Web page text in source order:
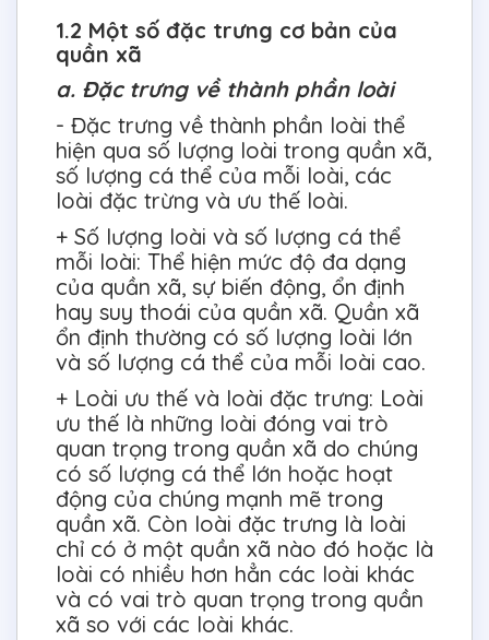
1.2 Một số đặc trưng cơ bản của
quần xã
a. Đặc trưng về thành phần loài
- Đặc trưng về thành phần loài thể
hiện qua số lượng loài trong quần xã,
số lượng cá thể của mỗi loài, các
loài đặc trừng và ưu thế loài.
+ Số lượng loài và số lượng cá thể
mỗi loài: Thể hiện mức độ đa dạng
của quần xã, sự biến động, ổn định
hay suy thoái của quần xã. Quần xã
ổn định thường có số lượng loài lớn
và số lượng cá thể của mỗi loài cao.
+ Loài ưu thế và loài đặc trưng: Loài
ưu thế là những loài đóng vai trò
quan trọng trong quần xã do chúng
có số lượng cá thể lớn hoặc hoạt
động của chúng mạnh mẽ trong
quần xã. Còn loài đặc trưng là loài
chỉ có ở một quần xã nào đó hoặc là
loài có nhiều hơn hẳn các loài khác
và có vai trò quan trọng trong quần
xã so với các loài khác.